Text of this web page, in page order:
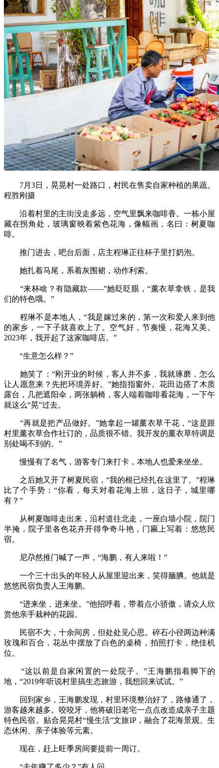
7月3日，晃晃村一处路口，村民在售卖自家种植的果蔬。
程胜刚摄
沿着村里的主街没走多远，空气里飘来咖啡香。一栋小屋
藏在拐角处，玻璃窗映着紫色花海，像幅画，名曰：树夏咖
啡。
推门进去，吧台后面，店主程琳正往杯子里打奶泡。
她扎着马尾，系着灰围裙，动作利索。
“来杯啥？有隐藏款——”她眨眨眼，“薰衣草拿铁，是我
们的特色哦。”
程琳不是本地人，“我是嫁过来的，第一次和爱人来到他
的家乡，一下子就喜欢上了。空气好，节奏慢，花海又美。
2023年，我开起了这家咖啡店。”
“生意怎么样？”
她笑了：“刚开业的时候，客人并不多，我就琢磨，怎么
让人愿意来？先把环境弄好。”她指指窗外。花田边搭了木质
露台，几把遮阳伞，两张躺椅，客人端着咖啡看花海，一下午
就这么“晃”过去。
“再就是把产品做好。”她拿起一罐薰衣草干花，“这是跟
村里薰衣草合作社订的，品质很不错。我开发的薰衣草特调是
别处喝不到的。”
慢慢有了名气，游客专门来打卡，本地人也爱来坐坐。
之后她又开了树夏民宿，“我的根已经扎在这里了。”程琳
比了个手势：“你看，每天对着花海上班，这日子，城里哪
有？”
从树夏咖啡走出来，沿村道往北走，一座白墙小院，院门
半掩，院子里各色花卉开得争奇斗艳，门匾上写着：悠悠民
宿。
尼尕然推门喊了一声，“海鹏，有人来啦！”
一个三十出头的年轻人从屋里迎出来，笑得腼腆。他就是
悠悠民宿负责人王海鹏。
“进来坐，进来坐。”他招呼着，带着点小骄傲，请众人欣
赏他亲手栽种的花园。
民宿不大，十余间房，但处处见心思。碎石小径两边种满
玫瑰和百合，花丛中摆放了白色的桌椅，拍照打卡，绝佳机
位。
“这以前是自家闲置的一处院子。”王海鹏指着脚下的
地，“2019年听说村里搞生态旅游，我想回来试试。”
回到家乡，王海鹏发现，村里环境整治好了，路修通了，
游客越来越多。咬咬牙，他将破旧老宅一点点改造成亲子主题
特色民宿。贴合晃晃村“慢生活”文旅IP，融合了花海景观、生
态休闲、亲子体验等元素。
现在，赶上旺季房间要提前一周订。